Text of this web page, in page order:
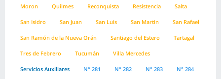
Moron Quilmes Reconquista Resistencia Salta
San Isidro San Juan San Luis San Martin San Rafael
San Ramón de la Nueva Orán Santiago del Estero Tartagal
Tres de Febrero Tucumán Villa Mercedes
Servicios Auxiliares N° 281 N° 282 N° 283 N° 284